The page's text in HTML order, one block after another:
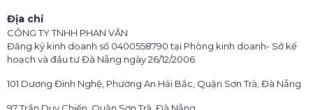
Địa chỉ
CÔNG TY TNHH PHAN VĂN
Đăng ký kinh doanh số 0400558790 tại Phòng kinh doanh- Sở kế
hoạch và đầu tư Đà Nẵng ngày 26/12/2006
101 Dương Đình Nghệ, Phường An Hải Bắc, Quận Sơn Trà, Đà Nẵng
97 Trần Duy Chiến, Quận Sơn Trà, Đà Nẵng